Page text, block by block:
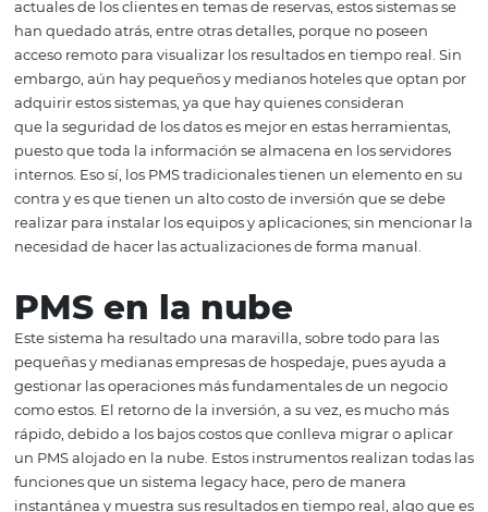
ofrecerte, es momento de que hablemos sobre los 2
tipos de software que podrás utilizar en tu hotel. ¡Sigue
PMS tradicionales
Los sistemas legacy, como también son conocidos, son
software combinados con infraestructura de hardware
administración y gestión de los hoteles. Con las
han quedado atrás, entre otras detalles, porque no
embargo, aún hay pequeños y medianos hoteles que
adquirir estos sistemas, ya que hay quienes consideran
que la seguridad de los datos es mejor en estas
puesto que toda la información se almacena en los
internos. Eso sí, los PMS tradicionales tienen un
contra y es que tienen un alto costo de inversión que se